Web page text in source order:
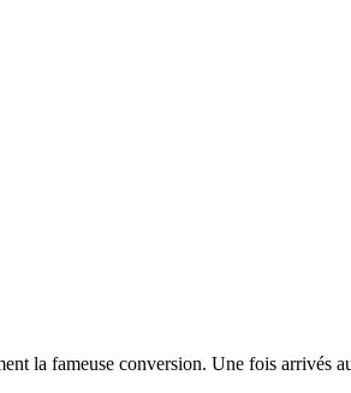
la fameuse conversion. Une fois arrivés